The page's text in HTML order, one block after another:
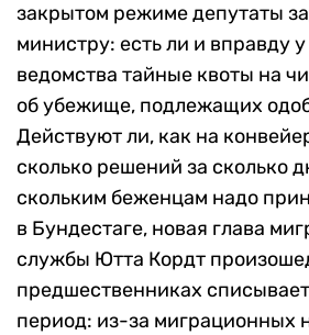
закрытом режиме депутаты
министру: есть ли и вправду
ведомства тайные квоты на
об убежище, подлежащих
Действуют ли, как на
сколько решений за сколько
скольким беженцам надо
в Бундестаге, новая глава
службы Ютта Кордт
предшественниках
период: из-за миграционных